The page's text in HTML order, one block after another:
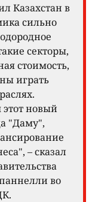
Казахстан в
сильно
секторы,
стоимость,
играть
новый
"Даму",
– сказал
во